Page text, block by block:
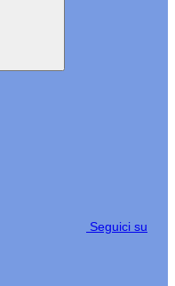
Seguici su